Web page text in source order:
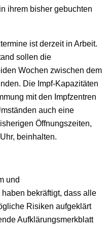
ihrem bisher gebuchten
ist derzeit in Arbeit.
sollen die
Wochen zwischen dem
Die Impf-Kapazitäten
mit den Impfzentren
auch eine
Öffnungszeiten,
beinhalten.
und
bekräftigt, dass alle
Risiken aufgeklärt
Aufklärungsmerkblatt